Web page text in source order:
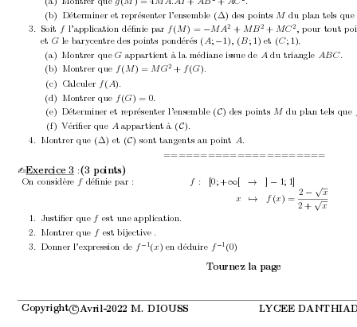
AI AB AC
(b)
Déterminer et représenter l’ensemble (∆) des points Mdu plan tels que
3.
Soit fl’application déﬁnie par f(M ) = −MA2 +MB2 +MC2 , pour tout p
et Gle barycentre des points pondérés (A; −1), (B; 1) et (C; 1).
(a) Montrer que Gappartient à la médiane issue de Adu triangle ABC.
(b)
Montrer que f(M ) = MG2 + f(G).
(c)
Calculer f( A)
(d)
Montrer que f(G)=0
(e) Déterminer et représenter l’ensemble ( C) des points Mdu plan tels que
(f) Vériﬁer que Aappartient à (C).
4.
Montrer que (∆) et (C)sont tangents au point A.
======================
-Exercice 3 :(3 points)
On considère f déﬁnie par : f : [0; +∞[→ − 1; 1]
x 7→ f(x ) =
2 −√x
2 + √x
1. Justiﬁer que fest une application.
2.
Montrer que fest bijective .
3.
Donner l’expression de f − (x)en déduire f −
Tournez la page
Copyright c
 Avril-2022 M. DIOUSS LYCEE D